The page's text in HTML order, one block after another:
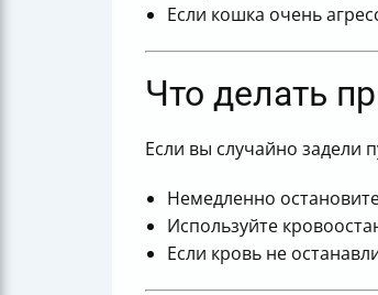
Если кошка очень
Что делать
Если вы случайно задели
Немедленно
Используйте
Если кровь не